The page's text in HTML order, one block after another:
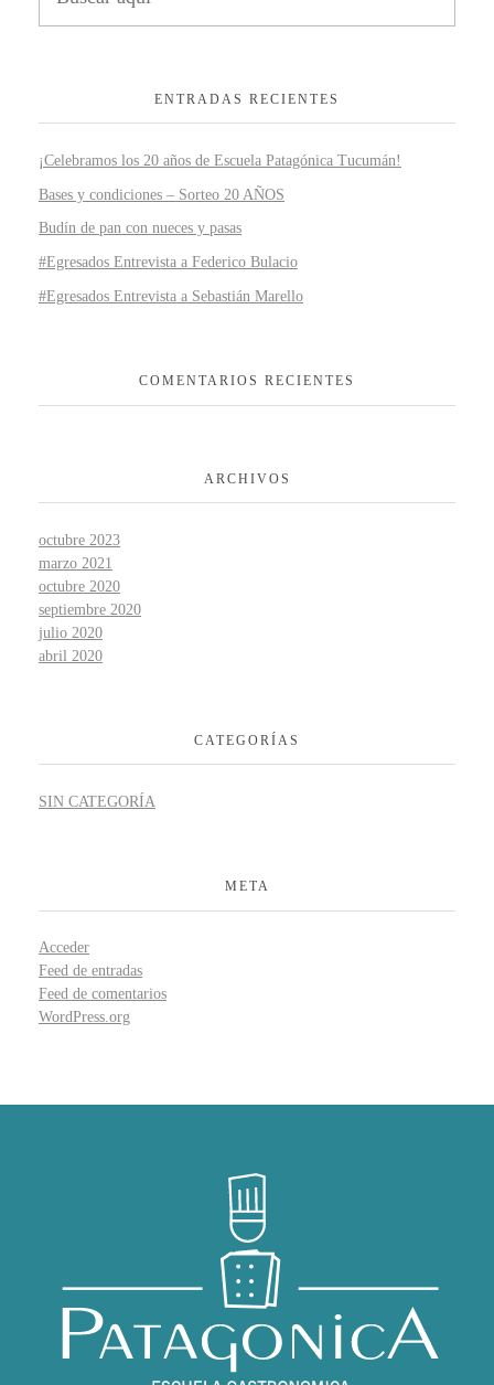
ENTRADAS RECIENTES
¡Celebramos los 20 años de Escuela Patagónica Tucumán!
Bases y condiciones – Sorteo 20 AÑOS
Budín de pan con nueces y pasas
#Egresados Entrevista a Federico Bulacio
#Egresados Entrevista a Sebastián Marello
COMENTARIOS RECIENTES
ARCHIVOS
octubre 2023
marzo 2021
octubre 2020
septiembre 2020
julio 2020
abril 2020
CATEGORÍAS
SIN CATEGORÍA
META
Acceder
Feed de entradas
Feed de comentarios
WordPress.org